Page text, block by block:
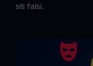
siti falsi.